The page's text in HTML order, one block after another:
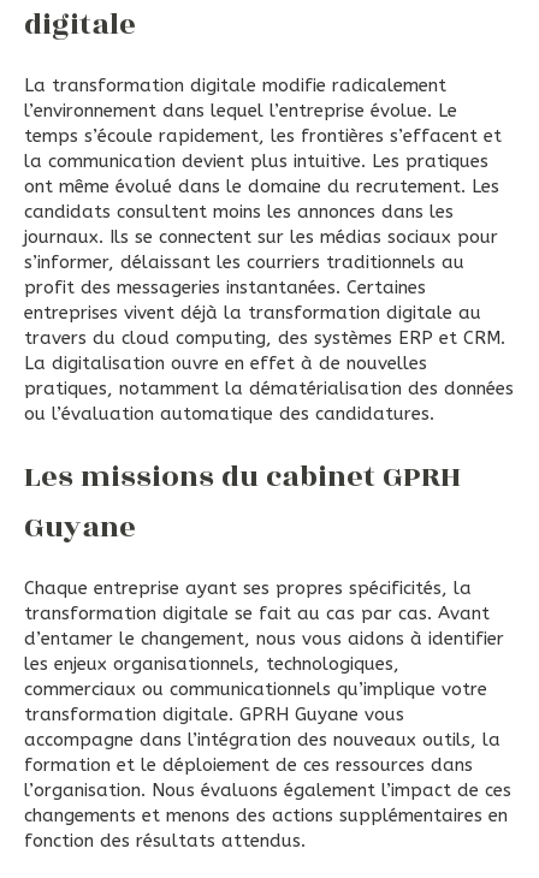
digitale
La transformation digitale modifie radicalement
l’environnement dans lequel l’entreprise évolue. Le
temps s’écoule rapidement, les frontières s’effacent et
la communication devient plus intuitive. Les pratiques
ont même évolué dans le domaine du recrutement. Les
candidats consultent moins les annonces dans les
journaux. Ils se connectent sur les médias sociaux pour
s’informer, délaissant les courriers traditionnels au
profit des messageries instantanées. Certaines
entreprises vivent déjà la transformation digitale au
travers du cloud computing, des systèmes ERP et CRM.
La digitalisation ouvre en effet à de nouvelles
pratiques, notamment la dématérialisation des données
ou l’évaluation automatique des candidatures.
Les missions du cabinet GPRH
Guyane
Chaque entreprise ayant ses propres spécificités, la
transformation digitale se fait au cas par cas. Avant
d’entamer le changement, nous vous aidons à identifier
les enjeux organisationnels, technologiques,
commerciaux ou communicationnels qu’implique votre
transformation digitale. GPRH Guyane vous
accompagne dans l’intégration des nouveaux outils, la
formation et le déploiement de ces ressources dans
l’organisation. Nous évaluons également l’impact de ces
changements et menons des actions supplémentaires en
fonction des résultats attendus.